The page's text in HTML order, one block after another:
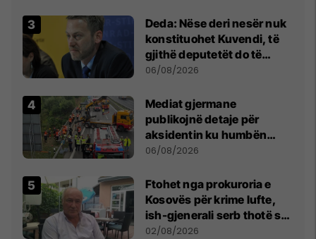
Deda: Nëse deri nesër nuk
konstituohet Kuvendi, të
gjithë deputetët do të
bëjnë shkelje të rëndë
06/08/2026
Mediat gjermane
publikojnë detaje për
aksidentin ku humbën
jetën tre mërgimtarë nga
06/08/2026
Ftohet nga prokuroria e
Kosovës për krime lufte,
ish-gjenerali serb thotë se
dikush e tradhtoi në
02/08/2026